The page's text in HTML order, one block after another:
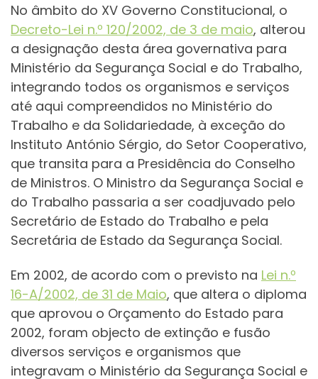
No âmbito do XV Governo Constitucional, o
Decreto-Lei n.º 120/2002, de 3 de maio, alterou
a designação desta área governativa para
Ministério da Segurança Social e do Trabalho,
integrando todos os organismos e serviços
até aqui compreendidos no Ministério do
Trabalho e da Solidariedade, à exceção do
Instituto António Sérgio, do Setor Cooperativo,
que transita para a Presidência do Conselho
de Ministros. O Ministro da Segurança Social e
do Trabalho passaria a ser coadjuvado pelo
Secretário de Estado do Trabalho e pela
Secretária de Estado da Segurança Social.
Em 2002, de acordo com o previsto na Lei n.º
16-A/2002, de 31 de Maio, que altera o diploma
que aprovou o Orçamento do Estado para
2002, foram objecto de extinção e fusão
diversos serviços e organismos que
integravam o Ministério da Segurança Social e